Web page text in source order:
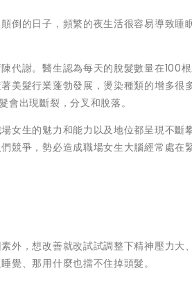
倒的日子，頻繁的夜生活很容易導致睡
代謝。醫生認為每天的脫髮數量在100
美髮行業蓬勃發展，燙染種類的增多很
出現斷裂，分叉和脫落。
女生的魅力和能力以及地位都呈現不斷
競爭，勢必造成職場女生大腦經常處在
外，想改善就改試試調整下精神壓力大
覺、那用什麼也擋不住掉頭髮。